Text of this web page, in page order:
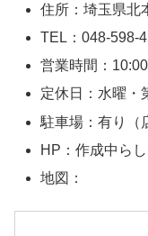
住所：埼玉県北
TEL：048-598-
営業時間：
定休日：水曜・
駐車場：有り（
HP：作成中ら
地図：